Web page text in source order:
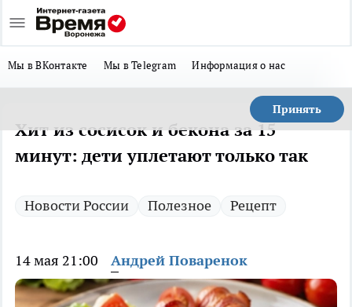
Мы в ВКонтакте Мы в Telegram Информация о нас
Принять
Хит из сосисок и бекона за 15
минут: дети уплетают только так
Новости России Полезное Рецепт
14 мая 21:00 Андрей Поваренок